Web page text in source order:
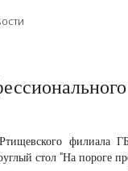
стол "На пороге